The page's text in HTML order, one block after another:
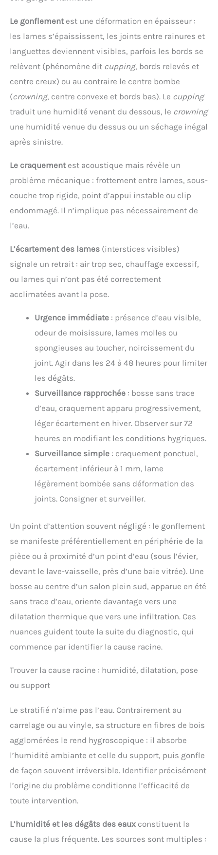
Le gonflementest une déformation en épaisseur :
les lames s’épaississent, les joints entre rainures et
languettes deviennent visibles, parfois les bords se
relèvent (phénomène dit cupping, bords relevés et
centre creux) ou au contraire le centre bombe
(crowning, centre convexe et bords bas). Le cupping
traduit une humidité venant du dessous, le crowning
une humidité venue du dessus ou un séchage inégal
après sinistre.
Le craquementest acoustique mais révèle un
problème mécanique : frottement entre lames, sous-
couche trop rigide, point d’appui instable ou clip
endommagé. Il n’implique pas nécessairement de
l’eau.
L’écartement des lames (interstices visibles)
signale un retrait : air trop sec, chauffage excessif,
ou lames qui n’ont pas été correctement
acclimatées avant la pose.
Urgence immédiate : présence d’eau visible,
odeur de moisissure, lames molles ou
spongieuses au toucher, noircissement du
joint. Agir dans les 24 à 48 heures pour limiter
les dégâts.
Surveillance rapprochée : bosse sans trace
d’eau, craquement apparu progressivement,
léger écartement en hiver. Observer sur 72
heures en modifiant les conditions hygriques.
Surveillance simple : craquement ponctuel,
écartement inférieur à 1 mm, lame
légèrement bombée sans déformation des
joints. Consigner et surveiller.
Un point d’attention souvent négligé : le gonflement
se manifeste préférentiellement en périphérie de la
pièce ou à proximité d’un point d’eau (sous l’évier,
devant le lave-vaisselle, près d’une baie vitrée). Une
bosse au centre d’un salon plein sud, apparue en été
sans trace d’eau, oriente davantage vers une
dilatation thermique que vers une infiltration. Ces
nuances guident toute la suite du diagnostic, qui
commence par identifier la cause racine.
Trouver la cause racine : humidité, dilatation, pose
ou support
Le stratifié n’aime pas l’eau. Contrairement au
carrelage ou au vinyle, sa structure en fibres de bois
agglomérées le rend hygroscopique : il absorbe
l’humidité ambiante et celle du support, puis gonfle
de façon souvent irréversible. Identifier précisément
l’origine du problème conditionne l’efficacité de
toute intervention.
L’humidité et les dégâts des eaux constituent la
cause la plus fréquente. Les sources sont multiples :